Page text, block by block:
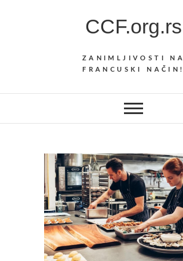
CCF.org.rs
ZANIMLJIVOSTI NA
FRANCUSKI NAČIN!